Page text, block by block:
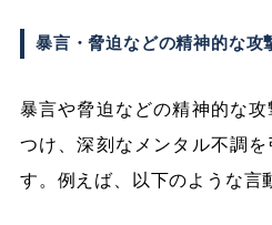
暴言・脅迫などの精神的な攻
暴言や脅迫などの精神的な
つけ、深刻なメンタル不調
す。例えば、以下のような言